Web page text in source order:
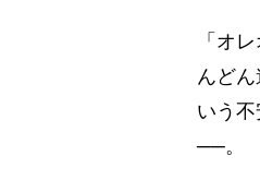
「オ
んど
いう
──。